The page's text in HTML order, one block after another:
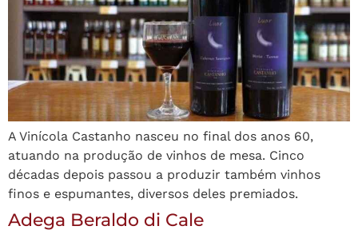
A Vinícola Castanho nasceu no final dos anos 60,
atuando na produção de vinhos de mesa. Cinco
décadas depois passou a produzir também vinhos
finos e espumantes, diversos deles premiados.
Adega Beraldo di Cale